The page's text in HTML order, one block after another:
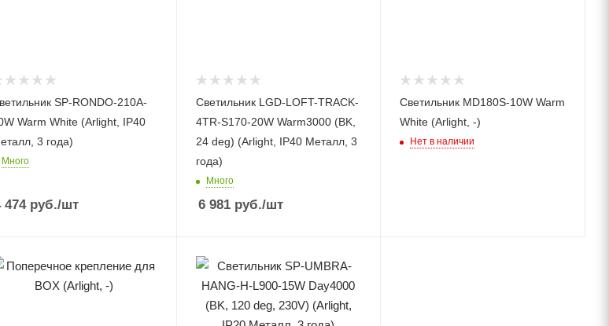
SP-RONDO-210A-
Warm White (Arlight, IP40
3 года)
Много
474руб./шт
Светильник LGD-LOFT-TRACK-
4TR-S170-20W Warm3000 (BK,
24 deg) (Arlight, IP40 Металл, 3
года)
Много
6 981руб./шт
Светильник MD180S-10W Warm
White (Arlight, -)
Нет в наличии